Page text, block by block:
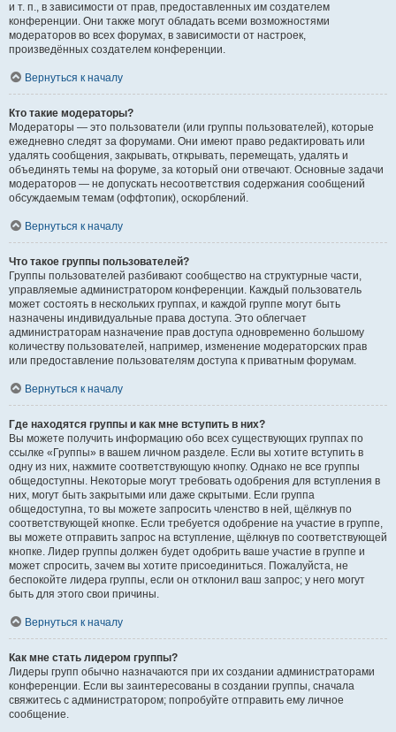
и т. п., в зависимости от прав, предоставленных им создателем
конференции. Они также могут обладать всеми возможностями
модераторов во всех форумах, в зависимости от настроек,
произведённых создателем конференции.
Вернуться к началу
Кто такие модераторы?
Модераторы — это пользователи (или группы пользователей), которые
ежедневно следят за форумами. Они имеют право редактировать или
удалять сообщения, закрывать, открывать, перемещать, удалять и
объединять темы на форуме, за который они отвечают. Основные задачи
модераторов — не допускать несоответствия содержания сообщений
обсуждаемым темам (оффтопик), оскорблений.
Вернуться к началу
Что такое группы пользователей?
Группы пользователей разбивают сообщество на структурные части,
управляемые администратором конференции. Каждый пользователь
может состоять в нескольких группах, и каждой группе могут быть
назначены индивидуальные права доступа. Это облегчает
администраторам назначение прав доступа одновременно большому
количеству пользователей, например, изменение модераторских прав
или предоставление пользователям доступа к приватным форумам.
Вернуться к началу
Где находятся группы и как мне вступить в них?
Вы можете получить информацию обо всех существующих группах по
ссылке «Группы» в вашем личном разделе. Если вы хотите вступить в
одну из них, нажмите соответствующую кнопку. Однако не все группы
общедоступны. Некоторые могут требовать одобрения для вступления в
них, могут быть закрытыми или даже скрытыми. Если группа
общедоступна, то вы можете запросить членство в ней, щёлкнув по
соответствующей кнопке. Если требуется одобрение на участие в группе,
вы можете отправить запрос на вступление, щёлкнув по соответствующей
кнопке. Лидер группы должен будет одобрить ваше участие в группе и
может спросить, зачем вы хотите присоединиться. Пожалуйста, не
беспокойте лидера группы, если он отклонил ваш запрос; у него могут
быть для этого свои причины.
Вернуться к началу
Как мне стать лидером группы?
Лидеры групп обычно назначаются при их создании администраторами
конференции. Если вы заинтересованы в создании группы, сначала
свяжитесь с администратором; попробуйте отправить ему личное
сообщение.